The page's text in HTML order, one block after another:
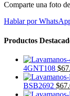
Comparte una foto
Hablar por
Productos
4GNT108 $
BSB2692 $